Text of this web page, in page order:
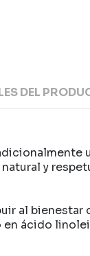
DEL
y
al
ácido